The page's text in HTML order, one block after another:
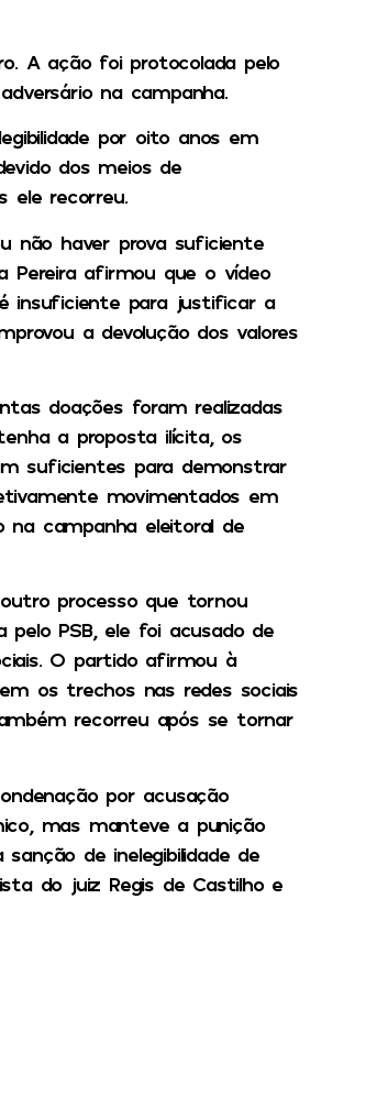
A ação foi protocolada pelo
na campanha.
por oito anos em
dos meios de
ele recorreu.
não haver prova suficiente
Pereira afirmou que o vídeo
insuficiente para justificar a
a devolução dos valores
doações foram realizadas
a proposta ilícita, os
suficientes para demonstrar
movimentados em
campanha eleitoral de
processo que tornou
pelo PSB, ele foi acusado de
O partido afirmou à
os trechos nas redes sociais
recorreu após se tornar
por acusação
mas manteve a punição
de inelegibilidade de
do juiz Regis de Castilho e